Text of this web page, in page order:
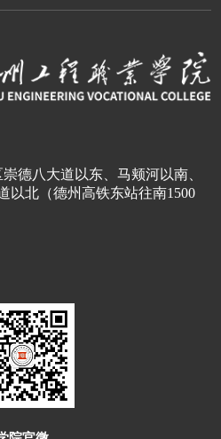
德八大道以东、马颊河以南、
以北（德州高铁东站往南1500